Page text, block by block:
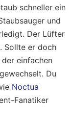
schneller ein
und
Der Lüfter
Sollte er doch
einfachen
Du
Noctua
Fanatiker